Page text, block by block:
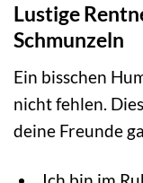
Lustige
Schmunzeln
Ein bisschen
nicht fehlen.
deine Freunde